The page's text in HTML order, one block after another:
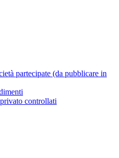
partecipate (da pubblicare in
controllati